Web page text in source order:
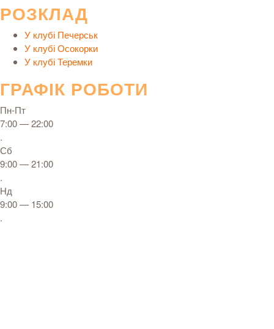
РОЗКЛАД
У клубі Печерськ
У клубі Осокорки
У клубі Теремки
ГРАФІК РОБОТИ
Пн-Пт
7:00 — 22:00
.
Сб
9:00 — 21:00
.
Нд
9:00 — 15:00
.